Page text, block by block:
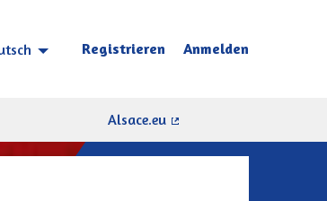
Choisir la langue Sprache wählen
Registrieren Anmelden
Alsace.eu